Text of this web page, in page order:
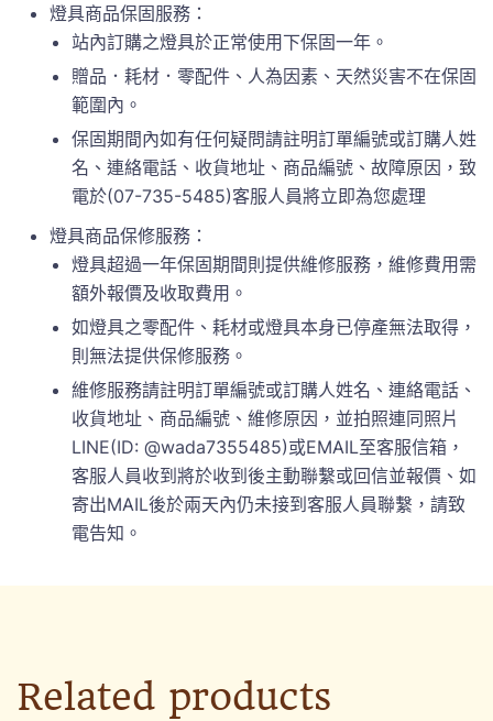
燈具商品保固服務：
站內訂購之燈具於正常使用下保固一年。
贈品．耗材．零配件、人為因素、天然災害不在保固
範圍內。
保固期間內如有任何疑問請註明訂單編號或訂購人姓
名、連絡電話、收貨地址、商品編號、故障原因，致
電於(07-735-5485)客服人員將立即為您處理
燈具商品保修服務：
燈具超過一年保固期間則提供維修服務，維修費用需
額外報價及收取費用。
如燈具之零配件、耗材或燈具本身已停產無法取得，
則無法提供保修服務。
維修服務請註明訂單編號或訂購人姓名、連絡電話、
收貨地址、商品編號、維修原因，並拍照連同照片
LINE(ID: @wada7355485)或EMAIL至客服信箱，
客服人員收到將於收到後主動聯繫或回信並報價、如
寄出MAIL後於兩天內仍未接到客服人員聯繫，請致
電告知。
Related products